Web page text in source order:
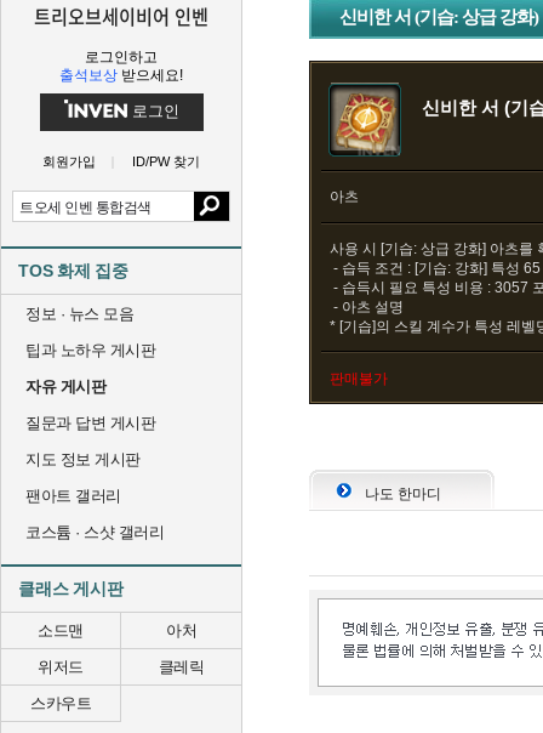
트리오브세이비어 인벤
로그인하고
출석보상 받으세요!
로그인
회원가입 ID/PW 찾기
TOS 화제 집중
정보 · 뉴스 모음
팁과 노하우 게시판
자유 게시판
질문과 답변 게시판
지도 정보 게시판
팬아트 갤러리
코스튬 · 스샷 갤러리
클래스 게시판
소드맨
아처
위저드
클레릭
스카우트
신비한 서 (기습: 상급 강화)
신비한 서 (기
아츠
사용 시 [기습: 상급 강화] 아츠를
- 습득 조건 : [기습: 강화] 특성
- 습득시 필요 특성 비용 : 3057
- 아츠 설명
* [기습]의 스킬 계수가 특성 레벨
판매불가
나도 한마디